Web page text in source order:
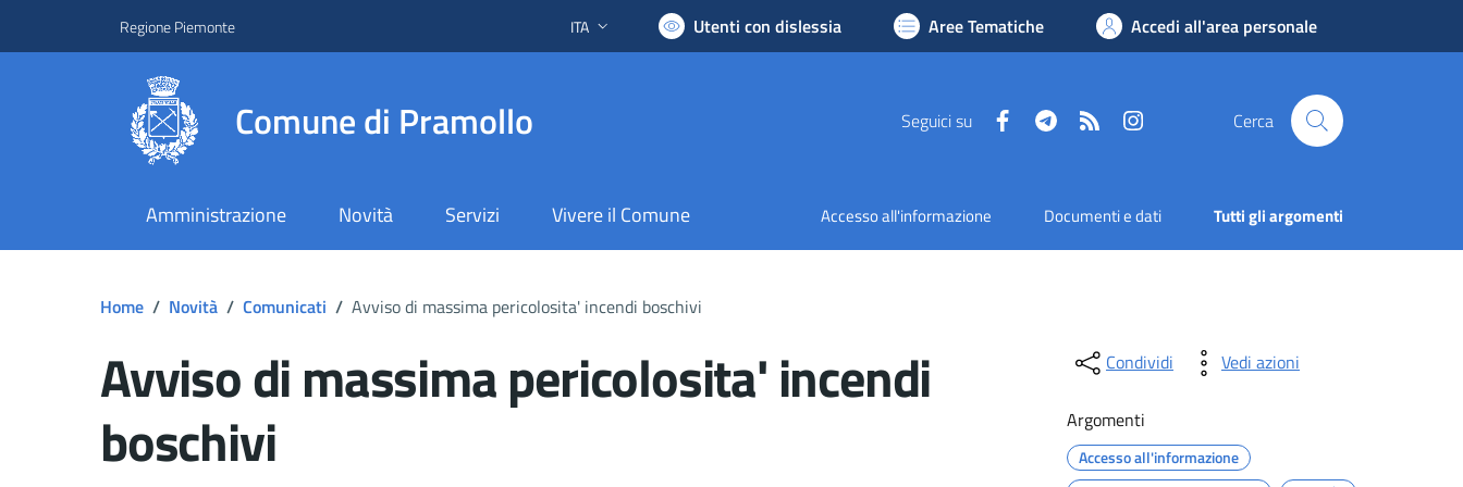
Regione Piemonte Lingua attiva:
ITA Utenti con dislessia Aree Tematiche Accedi all'area personale
Comune di Pramollo Seguici su FacebookTelegramRSS Cerca
Amministrazione Novità Servizi Vivere il Comune Accesso all'informazione Documenti e dati Tutti gli argomenti
Home / Novità / Comunicati / Avviso di massima pericolosita' incendi boschivi
Avviso di massima pericolosita' incendi
boschivi
Condividi Vedi azioni
Argomenti
Accesso all'informazione